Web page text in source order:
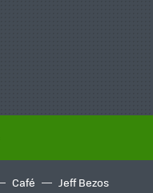
Café Jeff Bezos